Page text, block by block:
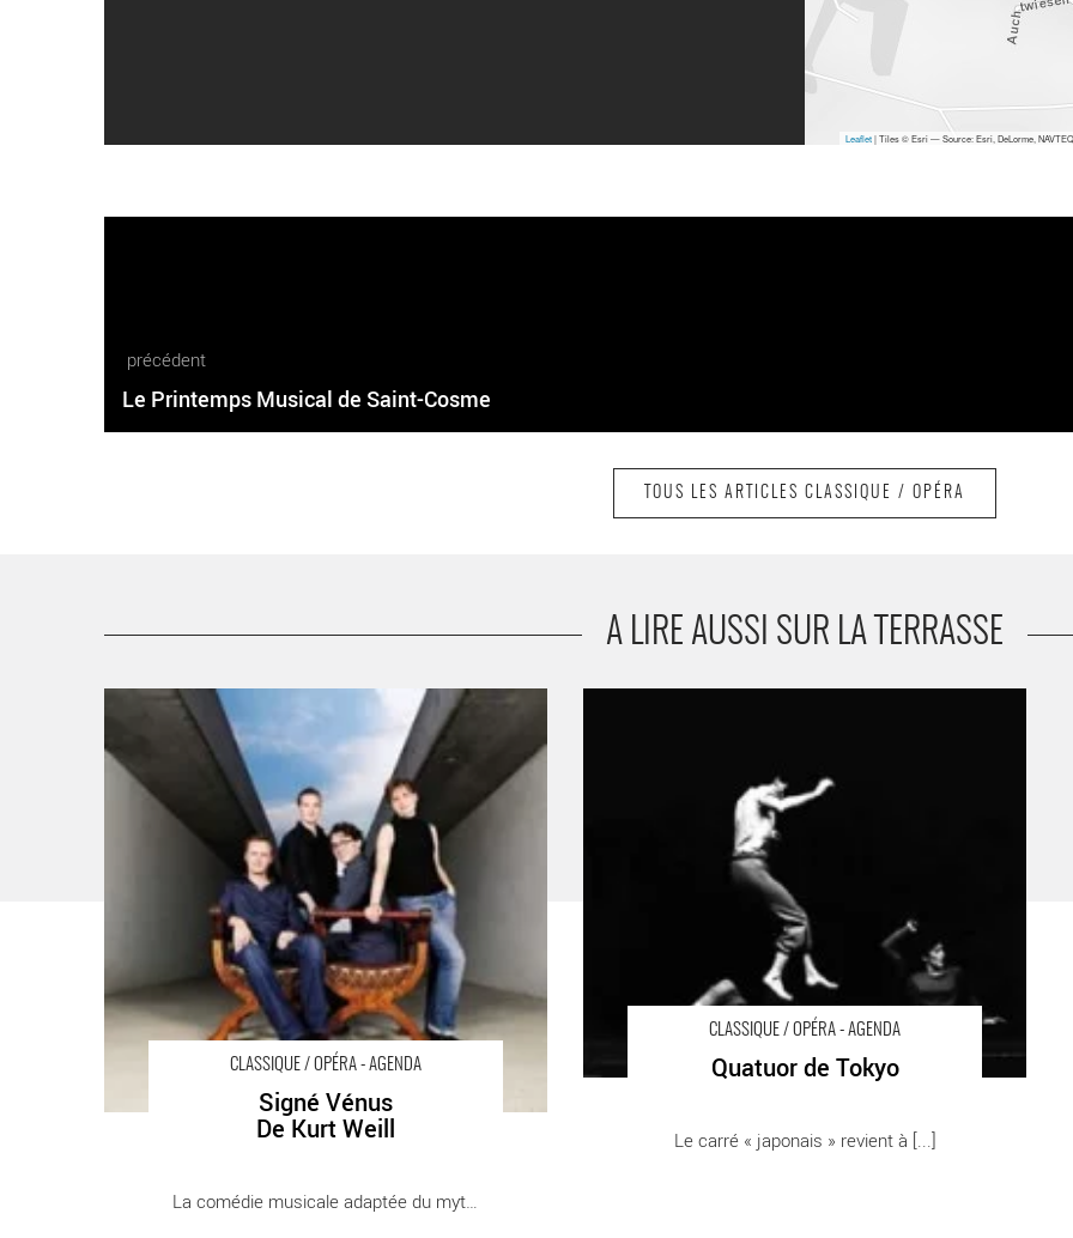
Leaflet| Tiles © Esri — Source: Esri, DeLorme,
précédent
Le Printemps Musical de Saint-Cosme
TOUS LES ARTICLES CLASSIQUE / OPÉRA
A LIRE AUSSI SUR LA TERRASSE
CLASSIQUE / OPÉRA - AGENDA
Signé Vénus
De Kurt Weill
La comédie musicale adaptée du mythe de [...]
Signé Vénus
De Kurt Weill
- Critique sortie Classique / Opéra
CLASSIQUE / OPÉRA - AGENDA
Quatuor de Tokyo
Le carré « japonais » revient à [...]